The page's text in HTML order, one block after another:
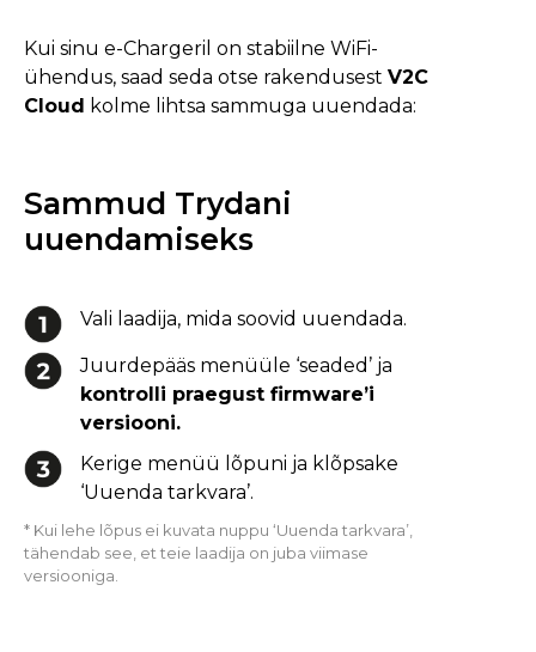
Kui sinu e-Chargeril on stabiilne WiFi-
ühendus, saad seda otse rakendusest V2C
Cloud kolme lihtsa sammuga uuendada:
Sammud Trydani
uuendamiseks
Vali laadija, mida soovid uuendada.
Juurdepääs menüüle ‘seaded’ ja
kontrolli praegust firmware’i
versiooni.
Kerige menüü lõpuni ja klõpsake
‘Uuenda tarkvara’.
* Kui lehe lõpus ei kuvata nuppu ‘Uuenda tarkvara’,
tähendab see, et teie laadija on juba viimase
versiooniga.